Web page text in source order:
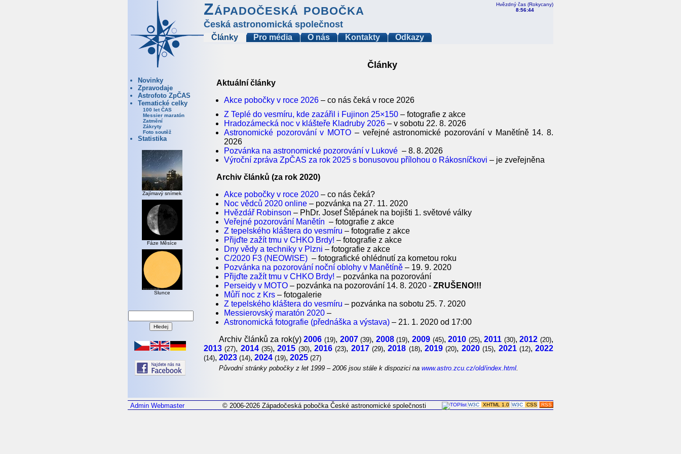
Hvězdný čas (Rokycany)
8:56:44
Západočeská pobočka
Česká astronomická společnost
Články Pro média O nás Kontakty Odkazy
Novinky
Zpravodaje
Astrofoto ZpČAS
Tematické celky
100 let ČAS
Messier maratón
Zatmění
Zákryty
Foto soutěž
Statistika
Zajímavý snímek
Fáze Měsíce
Slunce
Články
Aktuální články
Akce pobočky v roce 2026 – co nás čeká v roce 2026
Z Teplé do vesmíru, kde zazářil i Fujinon 25×150 – fotografie z akce
Hradozámecká noc v klášteře Kladruby 2026 – v sobotu 22. 8. 2026
Astronomické pozorování v MOTO – veřejné astronomické pozorování v Manětíně 14. 8.
2026
Pozvánka na astronomické pozorování v Lukové – 8. 8. 2026
Výroční zpráva ZpČAS za rok 2025 s bonusovou přílohou o Rákosníčkovi – je zveřejněna
Archiv článků (za rok 2020)
Akce pobočky v roce 2020 – co nás čeká?
Noc vědců 2020 online – pozvánka na 27. 11. 2020
Hvězdář Robinson – PhDr. Josef Štěpánek na bojišti 1. světové války
Veřejné pozorování Manětín – fotografie z akce
Z tepelského kláštera do vesmíru – fotografie z akce
Přijďte zažít tmu v CHKO Brdy! – fotografie z akce
Dny vědy a techniky v Plzni – fotografie z akce
C/2020 F3 (NEOWISE) – fotografické ohlédnutí za kometou roku
Pozvánka na pozorování noční oblohy v Manětíně – 19. 9. 2020
Přijďte zažít tmu v CHKO Brdy! – pozvánka na pozorování
Perseidy v MOTO – pozvánka na pozorování 14. 8. 2020 - ZRUŠENO!!!
Můří noc z Krs – fotogalerie
Z tepelského kláštera do vesmíru – pozvánka na sobotu 25. 7. 2020
Messierovský maratón 2020 –
Astronomická fotografie (přednáška a výstava) – 21. 1. 2020 od 17:00
Archiv článků za rok(y)2006 (19), 2007 (39), 2008 (19), 2009 (45),2010 (25),2011 (30),2012 (20),
2013 (27), 2014 (35),2015 (30),2016 (23), 2017 (29),2018 (18),2019 (20), 2020 (15), 2021 (12),2022
(14), 2023 (14), 2024 (19), 2025 (27)
Původní stránky pobočky z let 1999 – 2006 jsou stále k dispozici na www.astro.zcu.cz/old/index.html.
Admin Webmaster W3C XHTML 1.0 W3C CSS RSS
© 2006-2026 Západočeská pobočka České astronomické společnosti